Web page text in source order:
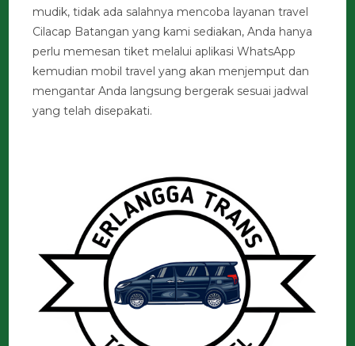
mudik, tidak ada salahnya mencoba layanan travel
Cilacap Batangan yang kami sediakan, Anda hanya
perlu memesan tiket melalui aplikasi WhatsApp
kemudian mobil travel yang akan menjemput dan
mengantar Anda langsung bergerak sesuai jadwal
yang telah disepakati.